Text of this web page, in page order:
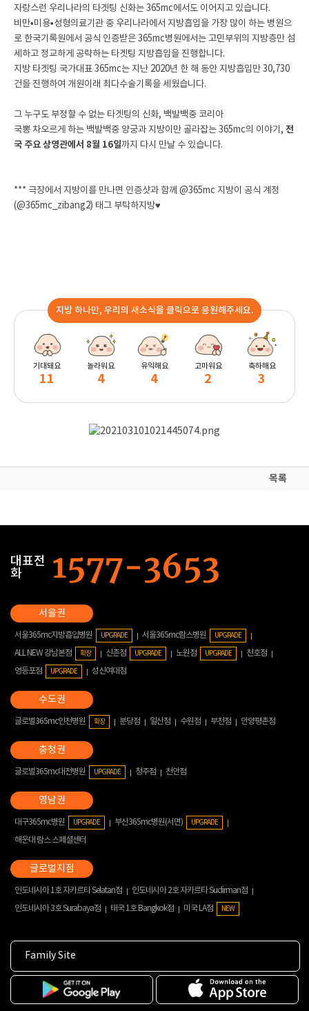
자랑스런 우리나라의 타겟팅 신화는 365mc에서도 이어지고 있습니다.
비만•미용•성형의료기관 중 우리나라에서 지방흡입을 가장 많이 하는 병원으
로 한국기록원에서 공식 인증받은 365mc병원에서는 고민부위의 지방층만 섬
세하고 정교하게 공략하는 타겟팅 지방흡입을 진행합니다.
지방 타겟팅 국가대표 365mc는 지난 2020년 한 해 동안 지방흡입만 30,730
건을 진행하여 개원이래 최다수술기록을 세웠습니다.
그 누구도 부정할 수 없는 타겟팅의 신화, 백발백중 코리아
국뽕 차오르게 하는 백발백중 양궁과 지방이만 골라잡는 365mc의 이야기, 전
국 주요 상영관에서 8월 16일까지 다시 만날 수 있습니다.
*** 극장에서 지방이를 만나면 인증샷과 함께 @365mc 지방이 공식 계정
(@365mc_zibang2) 태그 부탁하지방♥
지방 하나만, 우리의 새소식을 클릭으로 응원해주세요.
기대돼요
11
놀라워요
4
유익해요
4
고마워요
2
축하해요
3
목록
대표전
화
서울365mc지방흡입병원 UPGRADE 서울365mc람스병원 UPGRADE
ALL NEW 강남본점 확장 신촌점 UPGRADE 노원점 UPGRADE
천호점
영등포점
UPGRADE 성신여대점
글로벌365mc인천병원 확장 분당점 일산점 수원점 부천점 안양평촌점
글로벌365mc대전병원 UPGRADE 청주점 천안점
대구365mc병원 UPGRADE 부산365mc병원(서면) UPGRADE
해운대 람스 스페셜센터
인도네시아 1호 자카르타 Selatan점
인도네시아 2호 자카르타 Sudirman점
인도네시아 3호 Surabaya점
태국 1호 Bangkok점 미국 LA점 NEW
Family Site